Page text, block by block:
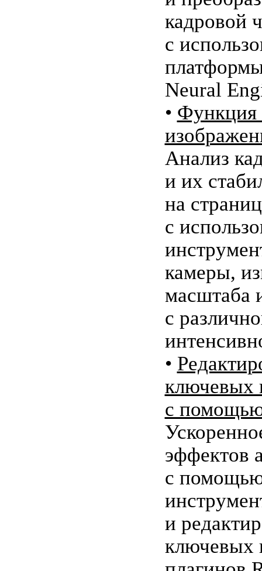
кадровой
с
Neural
• Функция
Анализ
и их
на
с
камеры,
масштаба
с
•
ключевых
с
эффектов
с
и
ключевых